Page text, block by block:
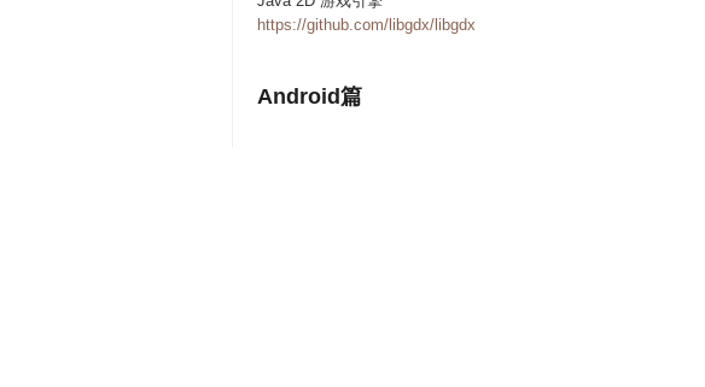
https://github.com/libgdx/libgdx
Android篇